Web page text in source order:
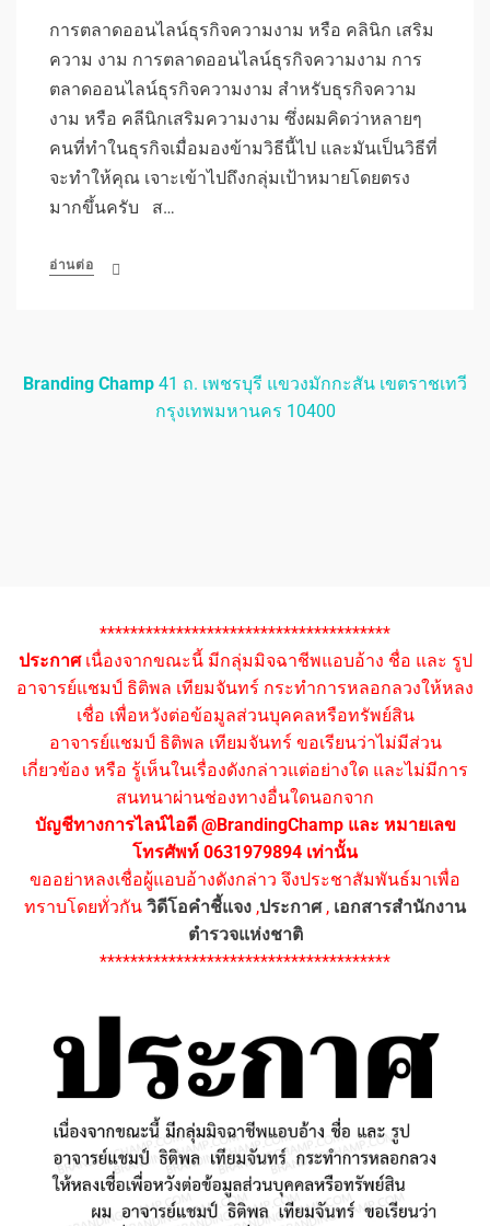
การตลาดออนไลน์ธุรกิจความงาม หรือ คลินิก เสริม
ความ งาม การตลาดออนไลน์ธุรกิจความงาม การ
ตลาดออนไลน์ธุรกิจความงาม สำหรับธุรกิจความ
งาม หรือ คลีนิกเสริมความงาม ซึ่งผมคิดว่าหลายๆ
คนที่ทำในธุรกิจเมื่อมองข้ามวิธีนี้ไป และมันเป็นวิธีที่
จะทำให้คุณ เจาะเข้าไปถึงกลุ่มเป้าหมายโดยตรง
มากขึ้นครับ ส…
อ่านต่อ
Branding Champ 41 ถ. เพชรบุรี แขวงมักกะสัน เขตราชเทวี
กรุงเทพมหานคร 10400
**************************************
ประกาศเนื่องจากขณะนี้ มีกลุ่มมิจฉาชีพแอบอ้าง ชื่อ และ รูป
อาจารย์แชมป์ ธิติพล เทียมจันทร์ กระทำการหลอกลวงให้หลง
เชื่อ เพื่อหวังต่อข้อมูลส่วนบุคคลหรือทรัพย์สิน
อาจารย์แชมป์ ธิติพล เทียมจันทร์ ขอเรียนว่าไม่มีส่วน
เกี่ยวข้อง หรือ รู้เห็นในเรื่องดังกล่าวแต่อย่างใด และไม่มีการ
สนทนาผ่านช่องทางอื่นใดนอกจาก
บัญชีทางการไลน์ไอดี @BrandingChamp และ หมายเลข
โทรศัพท์ 0631979894 เท่านั้น
ขออย่าหลงเชื่อผู้แอบอ้างดังกล่าว จึงประชาสัมพันธ์มาเพื่อ
ทราบโดยทั่วกัน วิดีโอคำชี้แจง ,ประกาศ, เอกสารสำนักงาน
ตำรวจแห่งชาติ
**************************************